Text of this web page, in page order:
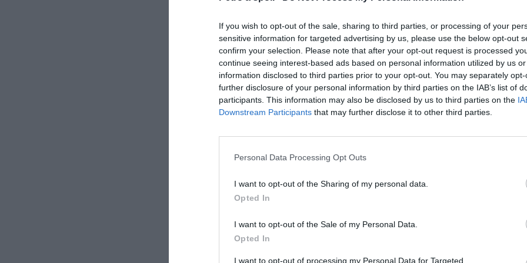
If you wish to opt-out of the sale, sharing to third parties, or processing of your
sensitive information for targeted advertising by us, please use the below opt-out
confirm your selection. Please note that after your opt-out request is processed
continue seeing interest-based ads based on personal information utilized by us
information disclosed to third parties prior to your opt-out. You may separately
further disclosure of your personal information by third parties on the IAB’s list of
participants. This information may also be disclosed by us to third parties on the
Downstream Participants that may further disclose it to other third parties.
Personal Data Processing Opt Outs
I want to opt-out of the Sharing of my personal data.
Opted In
I want to opt-out of the Sale of my Personal Data.
Opted In
I want to opt-out of processing my Personal Data for Targeted
Celková dĺžka: 240cm
Vnútorná dĺžka: 170cm
Celková šírka: 130cm
Vnútorná šírka: 60cm
Materiál túb: PVC
Priemer tuby: 34cm
Počet komôr: 2
Hmotnosť bez podlahy:
Rozmer balenia:
Materiál použitý na
Ľahký veslový čln s